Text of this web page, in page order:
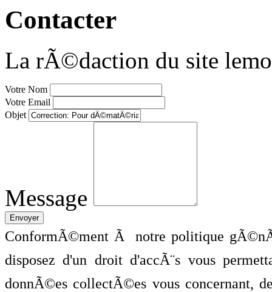
Contacter
La rÃ©daction du site
Votre Nom
Votre Email
Objet
Message
ConformÃ©ment Ã notre politique
disposez d'un droit d'accÃ¨s vous
donnÃ©es collectÃ©es vous concernant,